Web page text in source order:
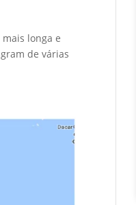
longa e
de várias